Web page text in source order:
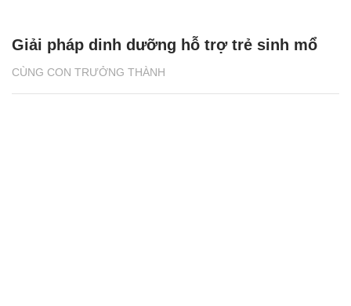
CÙNG CON TRƯỞNG THÀNH
Giải pháp dinh dưỡng hỗ trợ trẻ sinh mổ